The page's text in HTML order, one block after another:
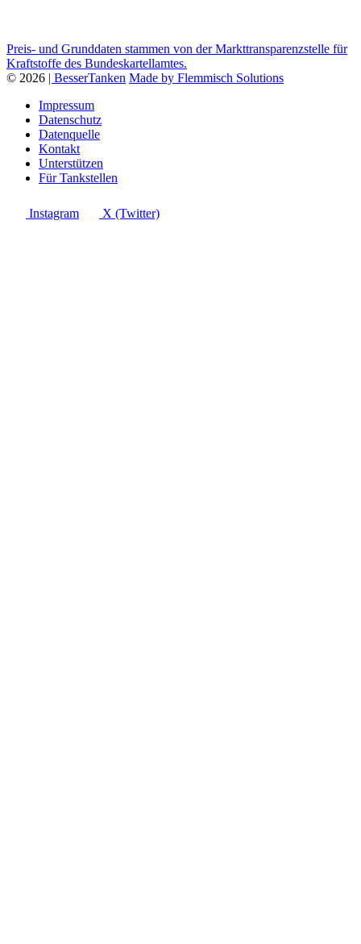
Preis- und Grunddaten stammen von der Markttransparenzstelle für
Kraftstoffe des Bundeskartellamtes.
© 2026 | BesserTanken Made by Flemmisch Solutions
Impressum
Datenschutz
Datenquelle
Kontakt
Unterstützen
Für Tankstellen
Instagram X (Twitter)